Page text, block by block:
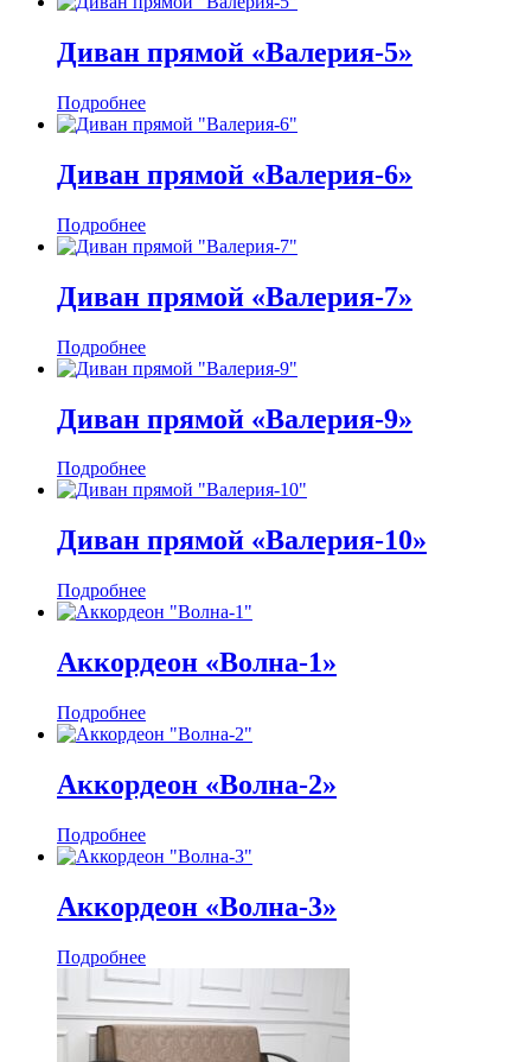
Диван прямой «Валерия-5»
Подробнее
Диван прямой «Валерия-6»
Подробнее
Диван прямой «Валерия-7»
Подробнее
Диван прямой «Валерия-9»
Подробнее
Диван прямой «Валерия-10»
Подробнее
Аккордеон «Волна-1»
Подробнее
Аккордеон «Волна-2»
Подробнее
Аккордеон «Волна-3»
Подробнее